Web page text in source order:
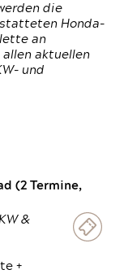
die
Honda-
an
aktuellen
und
(2 Termine,
&
+